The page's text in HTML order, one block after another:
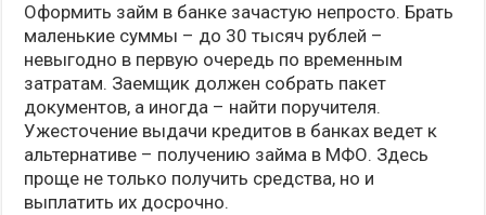
Оформить займ в банке зачастую непросто. Брать
маленькие суммы – до 30 тысяч рублей –
невыгодно в первую очередь по временным
затратам. Заемщик должен собрать пакет
документов, а иногда – найти поручителя.
Ужесточение выдачи кредитов в банках ведет к
альтернативе – получению займа в МФО. Здесь
проще не только получить средства, но и
выплатить их досрочно.